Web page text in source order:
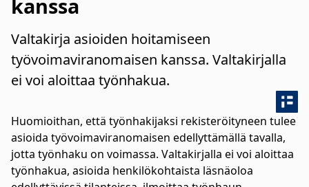
kanssa
Valtakirja asioiden hoitamiseen
työvoimaviranomaisen kanssa. Valtakirjalla
ei voi aloittaa työnhakua.
Huomioithan, että työnhakijaksi rekisteröityneen tulee
asioida työvoimaviranomaisen edellyttämällä tavalla,
jotta työnhaku on voimassa. Valtakirjalla ei voi aloittaa
työnhakua, asioida henkilökohtaista läsnäoloa